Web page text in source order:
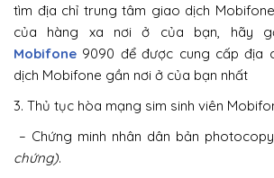
tìm địa chỉ trung tâm giao dịch
của hàng xa nơi ở của bạn, hãy
Mobifone 9090 để được cung cấp địa
dịch Mobifone gần nơi ở của bạn nhất
3. Thủ tục hòa mạng sim sinh viên
– Chứng minh nhân dân bản photocopy
chứng).